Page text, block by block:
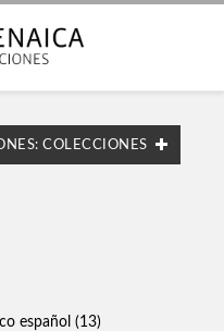
COLECCIONES
español (13)